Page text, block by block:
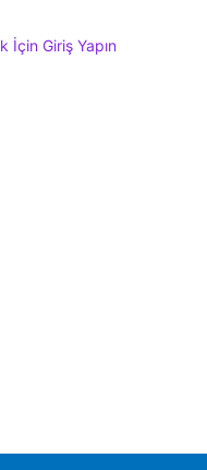
İçin Giriş Yapın